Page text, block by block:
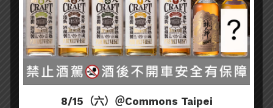
8/15（六）＠Commons Taipei